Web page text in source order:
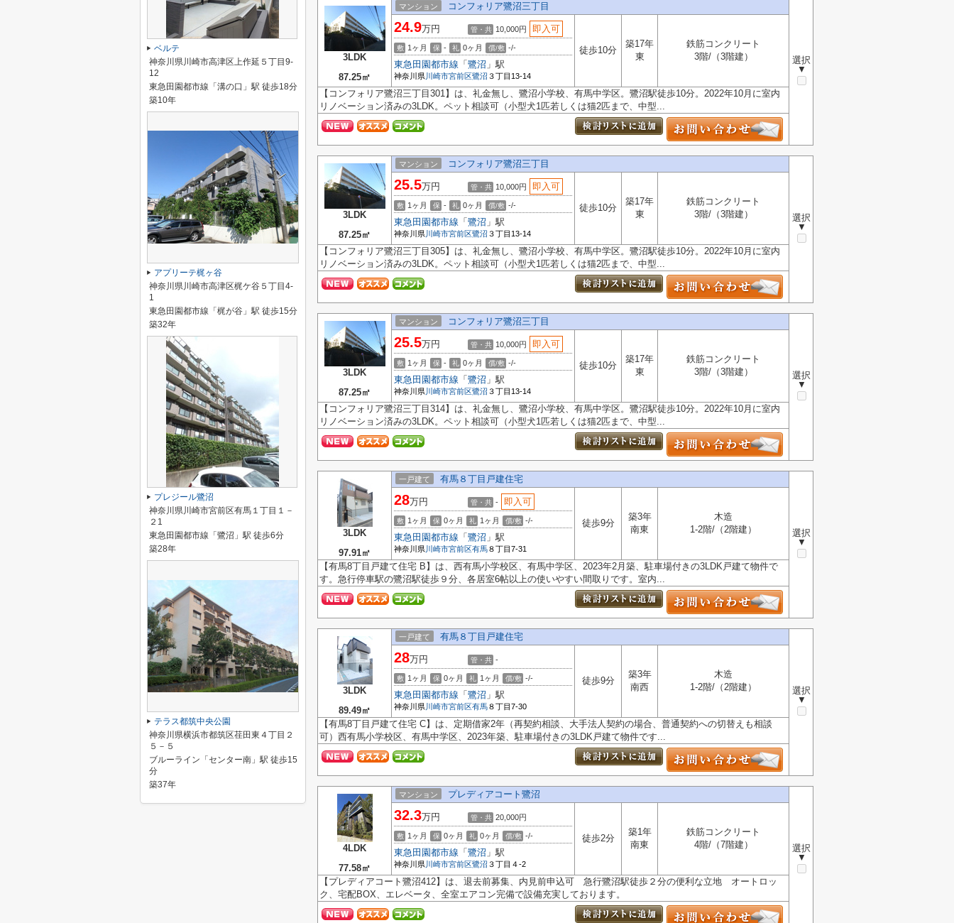
3LDK
87.25㎡
マンション コンフォリア鷺沼三丁目
選択
▼
24.9万円 管・共 10,000円 即入可
敷 1ヶ月 保 - 礼 0ヶ月 償/敷 -/-
東急田園都市線 「 鷺沼 」駅
神奈川県川崎市宮前区鷺沼 ３丁目13-14
徒歩10分
築17年
東
鉄筋コンクリート
3階/（3階建）
【コンフォリア鷺沼三丁目301】は、礼金無し、鷺沼小学校、有馬中学区。鷺沼駅徒歩10分。2022年10月に室内
リノベーション済みの3LDK。ペット相談可（小型犬1匹若しくは猫2匹まで、中型...
3LDK
87.25㎡
マンション コンフォリア鷺沼三丁目
選択
▼
25.5万円 管・共 10,000円 即入可
敷 1ヶ月 保 - 礼 0ヶ月 償/敷 -/-
東急田園都市線 「 鷺沼 」駅
神奈川県川崎市宮前区鷺沼 ３丁目13-14
徒歩10分
築17年
東
鉄筋コンクリート
3階/（3階建）
【コンフォリア鷺沼三丁目305】は、礼金無し、鷺沼小学校、有馬中学区。鷺沼駅徒歩10分。2022年10月に室内
リノベーション済みの3LDK。ペット相談可（小型犬1匹若しくは猫2匹まで、中型...
3LDK
87.25㎡
マンション コンフォリア鷺沼三丁目
選択
▼
25.5万円 管・共 10,000円 即入可
敷 1ヶ月 保 - 礼 0ヶ月 償/敷 -/-
東急田園都市線 「 鷺沼 」駅
神奈川県川崎市宮前区鷺沼 ３丁目13-14
徒歩10分
築17年
東
鉄筋コンクリート
3階/（3階建）
【コンフォリア鷺沼三丁目314】は、礼金無し、鷺沼小学校、有馬中学区。鷺沼駅徒歩10分。2022年10月に室内
リノベーション済みの3LDK。ペット相談可（小型犬1匹若しくは猫2匹まで、中型...
3LDK
97.91㎡
一戸建て 有馬８丁目戸建住宅
選択
▼
28万円 管・共 - 即入可
敷 1ヶ月 保 0ヶ月 礼 1ヶ月 償/敷 -/-
東急田園都市線 「 鷺沼 」駅
神奈川県川崎市宮前区有馬８丁目7-31
徒歩9分
築3年
南東
木造
1-2階/（2階建）
【有馬8丁目戸建て住宅 B】は、西有馬小学校区、有馬中学区、2023年2月築、駐車場付きの3LDK戸建て物件で
す。急行停車駅の鷺沼駅徒歩９分、各居室6帖以上の使いやすい間取りです。室内...
3LDK
89.49㎡
一戸建て 有馬８丁目戸建住宅
選択
▼
28万円 管・共 -
敷 1ヶ月 保 0ヶ月 礼 1ヶ月 償/敷 -/-
東急田園都市線 「 鷺沼 」駅
神奈川県川崎市宮前区有馬８丁目7-30
徒歩9分
築3年
南西
木造
1-2階/（2階建）
【有馬8丁目戸建て住宅 C】は、定期借家2年（再契約相談、大手法人契約の場合、普通契約への切替えも相談
可）西有馬小学校区、有馬中学区、2023年築、駐車場付きの3LDK戸建て物件です...
4LDK
77.58㎡
マンション プレディアコート鷺沼
選択
▼
32.3万円 管・共 20,000円
敷 1ヶ月 保 0ヶ月 礼 0ヶ月 償/敷 -/-
東急田園都市線 「 鷺沼 」駅
神奈川県川崎市宮前区鷺沼 ３丁目４-2
徒歩2分
築1年
南東
鉄筋コンクリート
4階/（7階建）
【プレディアコート鷺沼412】は、退去前募集、内見前申込可 急行鷺沼駅徒歩２分の便利な立地 オートロッ
ク、宅配BOX、エレベータ、全室エアコン完備で設備充実しております。
ベルテ
神奈川県川崎市高津区上作延５丁目9-
12
東急田園都市線「溝の口」駅 徒歩18分
築10年
アプリーテ梶ヶ谷
神奈川県川崎市高津区梶ケ谷５丁目4-
1
東急田園都市線「梶が谷」駅 徒歩15分
築32年
プレジール鷺沼
神奈川県川崎市宮前区有馬１丁目１－
２1
東急田園都市線「鷺沼」駅 徒歩6分
築28年
テラス都筑中央公園
神奈川県横浜市都筑区荏田東４丁目２
５－５
ブルーライン「センター南」駅 徒歩15
分
築37年